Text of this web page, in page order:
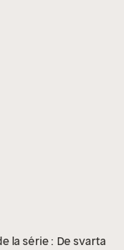
la série : De svarta